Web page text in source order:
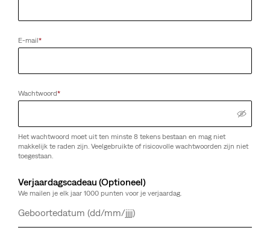
E-mail*
Wachtwoord*
Het wachtwoord moet uit ten minste 8 tekens bestaan en mag niet
makkelijk te raden zijn. Veelgebruikte of risicovolle wachtwoorden zijn niet
toegestaan.
Verjaardagscadeau (Optioneel)
We mailen je elk jaar 1000 punten voor je verjaardag.
Dag
Maand
Jaar